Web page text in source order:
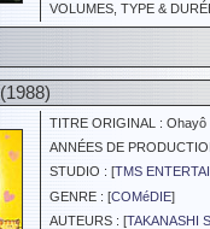
VOLUMES, TYPE &
(1988)
TITRE ORIGINAL : Ohayô
ANNÉES DE
STUDIO : [TMS
GENRE : [COMéDIE]
AUTEURS : [TAKANASHI